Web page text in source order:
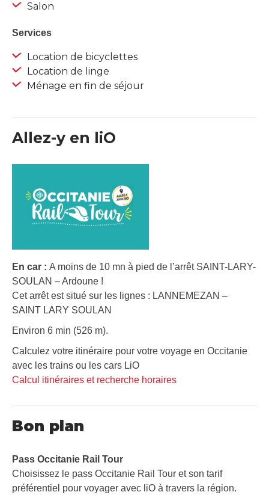
Salon
Services
Location de bicyclettes
Location de linge
Ménage en fin de séjour
Allez-y en liO
En car : A moins de 10 mn à pied de l’arrêt SAINT-LARY-
SOULAN – Ardoune !
Cet arrêt est situé sur les lignes : LANNEMEZAN –
SAINT LARY SOULAN
Environ 6 min (526 m).
Calculez votre itinéraire pour votre voyage en Occitanie
avec les trains ou les cars LiO
Calcul itinéraires et recherche horaires
Bon plan
Pass Occitanie Rail Tour​
Choisissez le pass Occitanie Rail Tour et son tarif
préférentiel pour voyager avec liO à travers la région.